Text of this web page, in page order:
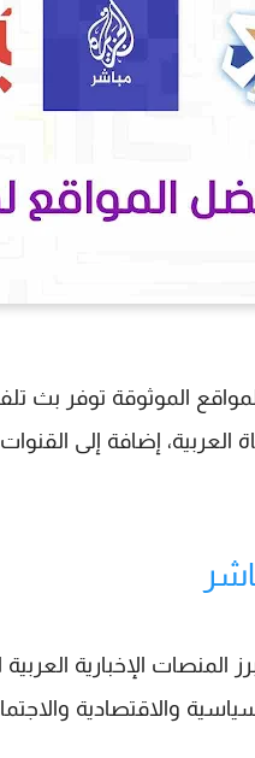
الموثوقة توفر بث
المنصات الإخبارية
والاقتصادية